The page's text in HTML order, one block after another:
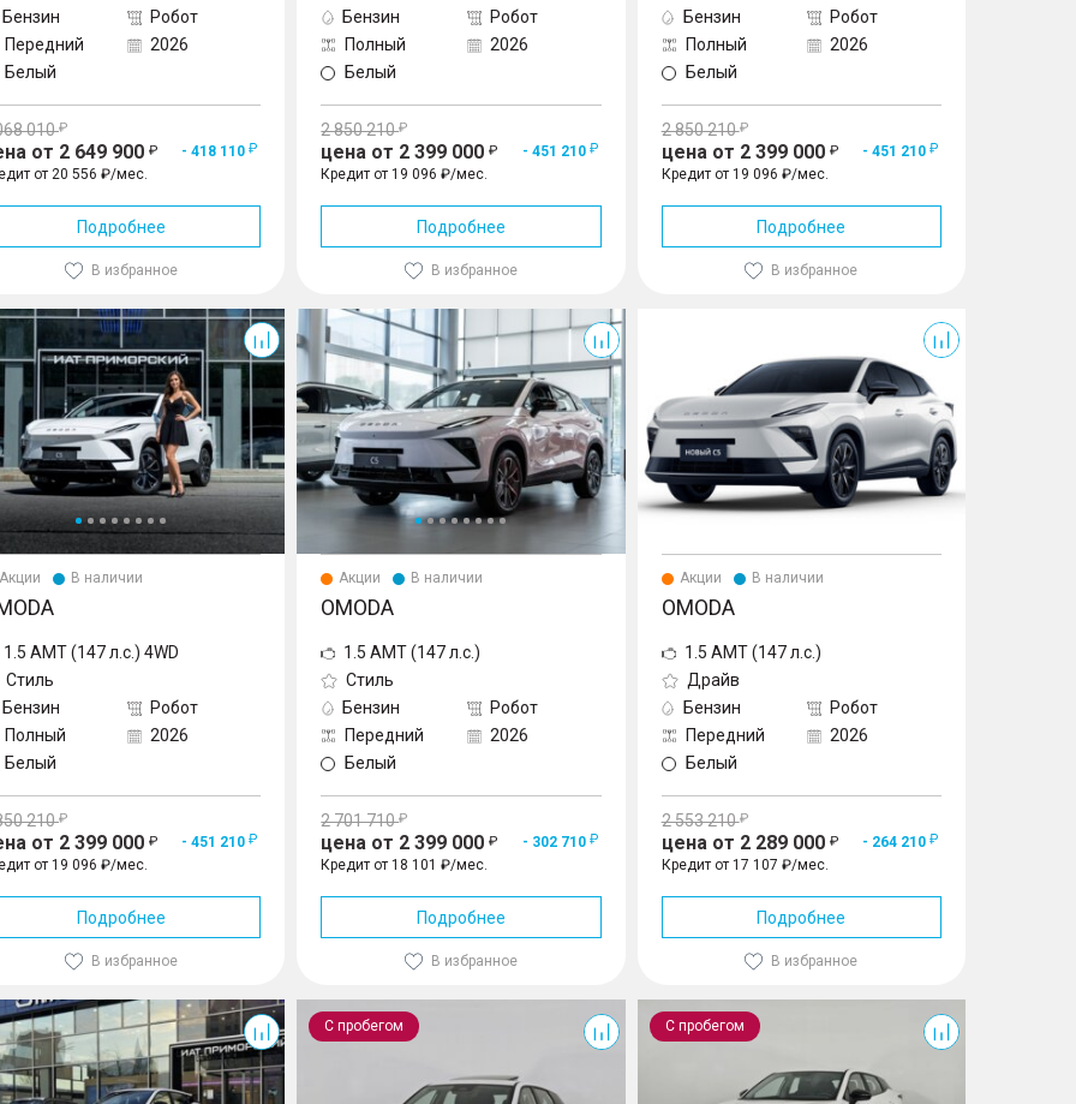
Бензин
Робот
Передний
2026
Белый
010
от 2 649 900
- 418 110
от 20 556 ₽/мес.
Подробнее
В избранное
Бензин
Робот
Полный
2026
Белый
2 850 210
цена от 2 399 000
- 451 210
Кредит от 19 096 ₽/мес.
Подробнее
В избранное
Бензин
Робот
Полный
2026
Белый
2 850 210
цена от 2 399 000
- 451 210
Кредит от 19 096 ₽/мес.
Подробнее
В избранное
Акции В наличии
1.5 AMT (147 л.с.) 4WD
Стиль
Бензин
Робот
Полный
2026
Белый
210
от 2 399 000
- 451 210
от 19 096 ₽/мес.
Подробнее
В избранное
Акции В наличии
OMODA
1.5 AMT (147 л.с.)
Стиль
Бензин
Робот
Передний
2026
Белый
2 701 710
цена от 2 399 000
- 302 710
Кредит от 18 101 ₽/мес.
Подробнее
В избранное
Акции В наличии
OMODA
1.5 AMT (147 л.с.)
Драйв
Бензин
Робот
Передний
2026
Белый
2 553 210
цена от 2 289 000
- 264 210
Кредит от 17 107 ₽/мес.
Подробнее
В избранное
С пробегом
C5
С пробегом
C5